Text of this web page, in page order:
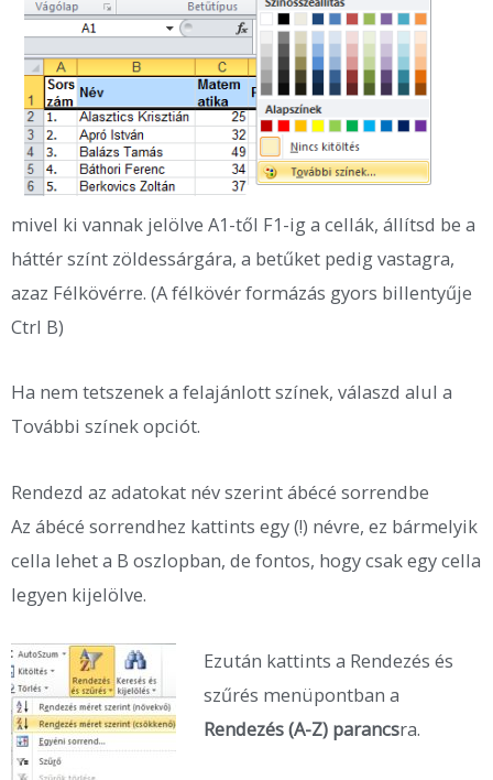
mivel ki vannak jelölve A1-től F1-ig a cellák, állítsd be a
háttér színt zöldessárgára, a betűket pedig vastagra,
azaz Félkövérre. (A félkövér formázás gyors billentyűje
Ctrl B)
Ha nem tetszenek a felajánlott színek, válaszd alul a
További színek opciót.
Rendezd az adatokat név szerint ábécé sorrendbe
Az ábécé sorrendhez kattints egy (!) névre, ez bármelyik
cella lehet a B oszlopban, de fontos, hogy csak egy cella
legyen kijelölve.
Ezután kattints a Rendezés és
szűrés menüpontban a
Rendezés (A-Z) parancsra.